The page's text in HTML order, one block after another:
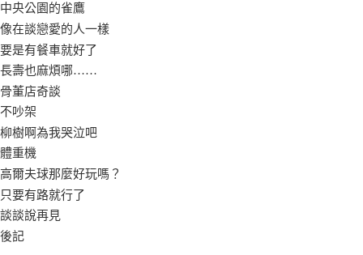
中央公園的雀鷹
像在談戀愛的人一樣
要是有餐車就好了
長壽也麻煩哪……
骨董店奇談
不吵架
柳樹啊為我哭泣吧
體重機
高爾夫球那麼好玩嗎？
只要有路就行了
談談說再見
後記